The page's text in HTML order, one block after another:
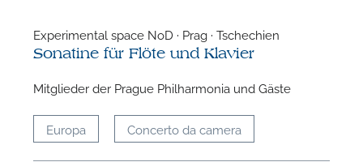
Experimental space NoD · Prag · Tschechien
Sonatine für Flöte und Klavier
Mitglieder der Prague Philharmonia und Gäste
Europa Concerto da camera